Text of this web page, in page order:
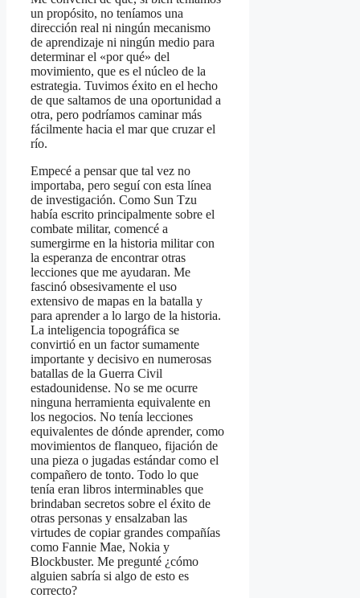
un propósito, no teníamos una
dirección real ni ningún mecanismo
de aprendizaje ni ningún medio para
determinar el «por qué» del
movimiento, que es el núcleo de la
estrategia. Tuvimos éxito en el hecho
de que saltamos de una oportunidad a
otra, pero podríamos caminar más
fácilmente hacia el mar que cruzar el
río.
Empecé a pensar que tal vez no
importaba, pero seguí con esta línea
de investigación. Como Sun Tzu
había escrito principalmente sobre el
combate militar, comencé a
sumergirme en la historia militar con
la esperanza de encontrar otras
lecciones que me ayudaran. Me
fascinó obsesivamente el uso
extensivo de mapas en la batalla y
para aprender a lo largo de la historia.
La inteligencia topográfica se
convirtió en un factor sumamente
importante y decisivo en numerosas
batallas de la Guerra Civil
estadounidense. No se me ocurre
ninguna herramienta equivalente en
los negocios. No tenía lecciones
equivalentes de dónde aprender, como
movimientos de flanqueo, fijación de
una pieza o jugadas estándar como el
compañero de tonto. Todo lo que
tenía eran libros interminables que
brindaban secretos sobre el éxito de
otras personas y ensalzaban las
virtudes de copiar grandes compañías
como Fannie Mae, Nokia y
Blockbuster. Me pregunté ¿cómo
alguien sabría si algo de esto es
correcto?